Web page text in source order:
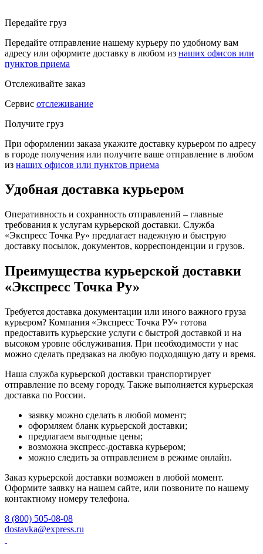
Передайте груз
Передайте отправление нашему курьеру по удобному вам
адресу или оформите доставку в любом из наших офисов или
пунктов приема
Отслеживайте заказ
Сервис отслеживание
Получите груз
При оформлении заказа укажите доставку курьером по адресу
в городе получения или получите ваше отправление в любом
из наших офисов или пунктов приема
Удобная доставка курьером
Оперативность и сохранность отправлений – главные
требования к услугам курьерской доставки. Служба
«Экспресс Точка Ру» предлагает надежную и быструю
доставку посылок, документов, корреспонденции и грузов.
Преимущества курьерской доставки
«Экспресс Точка Ру»
Требуется доставка документации или иного важного груза
курьером? Компания «Экспресс Точка РУ» готова
предоставить курьерские услуги с быстрой доставкой и на
высоком уровне обслуживания. При необходимости у нас
можно сделать предзаказ на любую подходящую дату и время.
Наша служба курьерской доставки транспортирует
отправление по всему городу. Также выполняется курьерская
доставка по России.
заявку можно сделать в любой момент;
оформляем бланк курьерской доставки;
предлагаем выгодные цены;
возможна экспресс-доставка курьером;
можно следить за отправлением в режиме онлайн.
Заказ курьерской доставки возможен в любой момент.
Оформите заявку на нашем сайте, или позвоните по нашему
контактному номеру телефона.
8 (800) 505-08-08
dostavka@express.ru